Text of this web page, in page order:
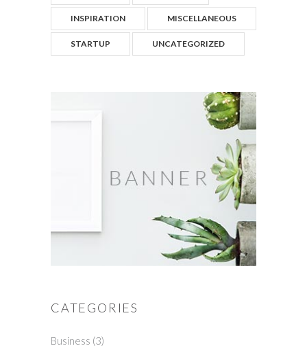
INSPIRATION MISCELLANEOUS
STARTUP UNCATEGORIZED
CATEGORIES
Business (3)